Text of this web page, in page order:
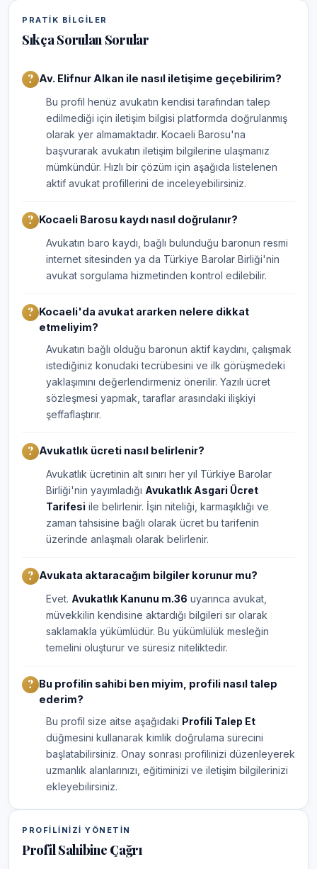
PRATIK BILGILER
Sıkça Sorulan Sorular
Av. Elifnur Alkan ile nasıl iletişime geçebilirim?
Bu profil henüz avukatın kendisi tarafından talep
edilmediği için iletişim bilgisi platformda doğrulanmış
olarak yer almamaktadır. Kocaeli Barosu'na
başvurarak avukatın iletişim bilgilerine ulaşmanız
mümkündür. Hızlı bir çözüm için aşağıda listelenen
aktif avukat profillerini de inceleyebilirsiniz.
Kocaeli Barosu kaydı nasıl doğrulanır?
Avukatın baro kaydı, bağlı bulunduğu baronun resmi
internet sitesinden ya da Türkiye Barolar Birliği'nin
avukat sorgulama hizmetinden kontrol edilebilir.
Kocaeli'da avukat ararken nelere dikkat
etmeliyim?
Avukatın bağlı olduğu baronun aktif kaydını, çalışmak
istediğiniz konudaki tecrübesini ve ilk görüşmedeki
yaklaşımını değerlendirmeniz önerilir. Yazılı ücret
sözleşmesi yapmak, taraflar arasındaki ilişkiyi
şeffaflaştırır.
Avukatlık ücreti nasıl belirlenir?
Avukatlık ücretinin alt sınırı her yıl Türkiye Barolar
Birliği'nin yayımladığı Avukatlık Asgari Ücret
Tarifesi ile belirlenir. İşin niteliği, karmaşıklığı ve
zaman tahsisine bağlı olarak ücret bu tarifenin
üzerinde anlaşmalı olarak belirlenir.
Avukata aktaracağım bilgiler korunur mu?
Evet. Avukatlık Kanunu m.36 uyarınca avukat,
müvekkilin kendisine aktardığı bilgileri sır olarak
saklamakla yükümlüdür. Bu yükümlülük mesleğin
temelini oluşturur ve süresiz niteliktedir.
Bu profilin sahibi ben miyim, profili nasıl talep
ederim?
Bu profil size aitse aşağıdaki Profili Talep Et
düğmesini kullanarak kimlik doğrulama sürecini
başlatabilirsiniz. Onay sonrası profilinizi düzenleyerek
uzmanlık alanlarınızı, eğitiminizi ve iletişim bilgilerinizi
ekleyebilirsiniz.
PROFILINIZI YÖNETIN
Profil Sahibine Çağrı